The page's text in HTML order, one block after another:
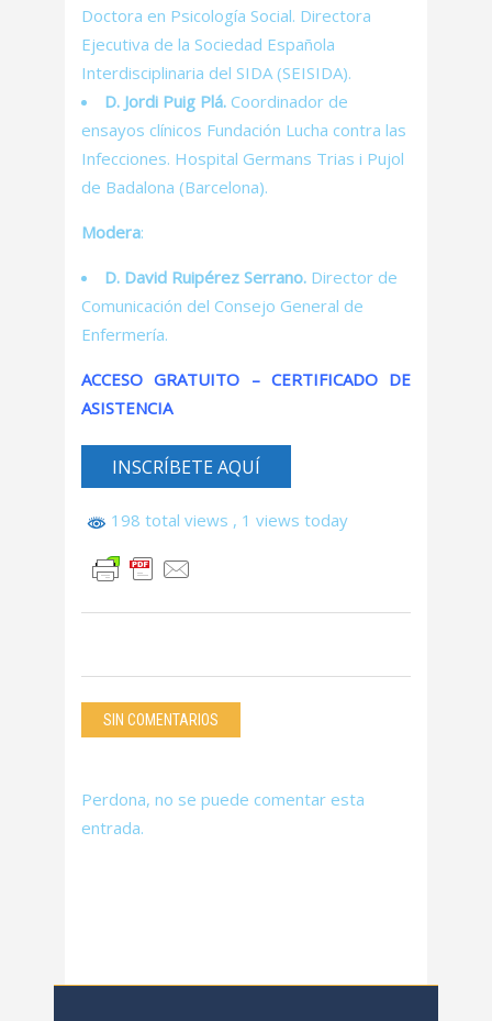
Doctora en Psicología Social. Directora
Ejecutiva de la Sociedad Española
Interdisciplinaria del SIDA (SEISIDA).
D. Jordi Puig Plá. Coordinador de
ensayos clínicos Fundación Lucha contra las
Infecciones. Hospital Germans Trias i Pujol
de Badalona (Barcelona).
Modera:
D. David Ruipérez Serrano. Director de
Comunicación del Consejo General de
Enfermería.
ACCESO GRATUITO – CERTIFICADO DE
ASISTENCIA
INSCRÍBETE AQUÍ
198 total views , 1 views today
SIN COMENTARIOS
Perdona, no se puede comentar esta
entrada.